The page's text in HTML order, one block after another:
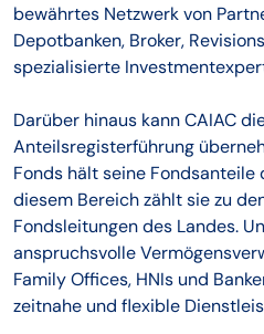
bewährtes Netzwerk von
Depotbanken, Broker,
spezialisierte
Darüber hinaus kann CAIAC
Anteilsregisterführung
Fonds hält seine Fondsanteile
diesem Bereich zählt sie zu
Fondsleitungen des Landes.
anspruchsvolle
Family Offices, HNIs und
zeitnahe und flexible